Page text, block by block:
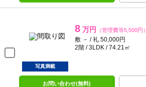
8 万円 （管理費等5,500円）
敷 － / 礼 50,000円
2階 / 3LDK / 74.21㎡
写真満載
お問い合わせ(無料)